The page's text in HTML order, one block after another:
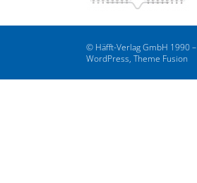
© Häfft-Verlag GmbH 1990
WordPress, Theme Fusion